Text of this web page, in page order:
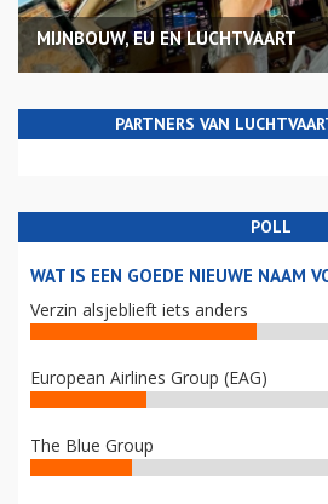
MIJNBOUW, EU EN LUCHTVAART
PARTNERS VAN
POLL
WAT IS EEN GOEDE NIEUWE NAAM
Verzin alsjeblieft iets anders
European Airlines Group (EAG)
The Blue Group